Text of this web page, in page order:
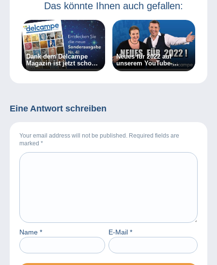
Das könnte Ihnen auch gefallen:
Dank dem Delcampe
Magazin ist jetzt schon
Weihnachten!
Neues für 2022 auf
unserem YouTube-
Kanal!
Eine Antwort schreiben
Your email address will not be published. Required fields are
marked *
Name * E-Mail *